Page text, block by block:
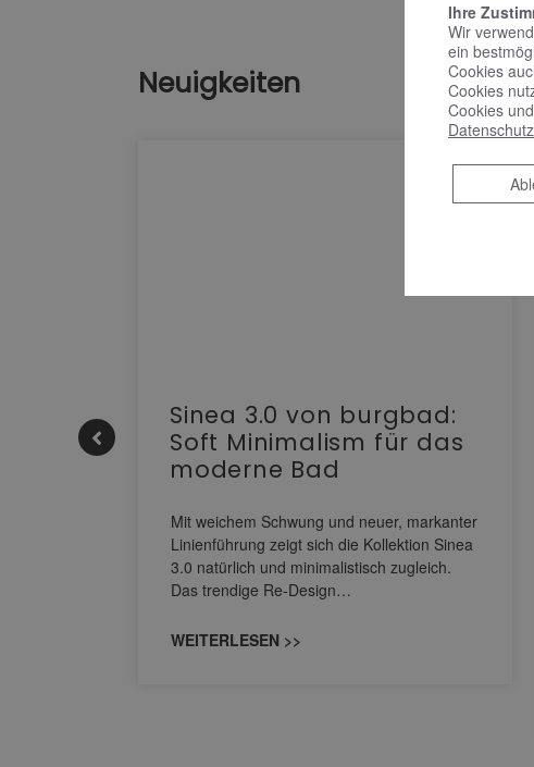
Neuigkeiten
Sinea 3.0 von burgbad:
Soft Minimalism für das
moderne Bad
Mit weichem Schwung und neuer, markanter
Linienführung zeigt sich die Kollektion Sinea
3.0 natürlich und minimalistisch zugleich.
Das trendige Re-Design…
WEITERLESEN >>
Ihre
Wir
ein
Cookies
Cookies
Cookies